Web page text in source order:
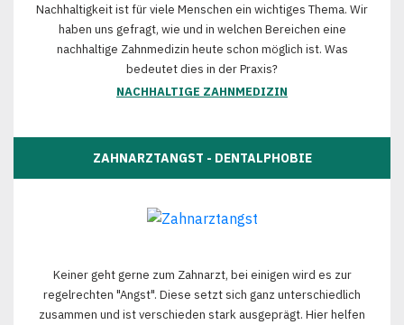
Nachhaltigkeit ist für viele Menschen ein wichtiges Thema. Wir
haben uns gefragt, wie und in welchen Bereichen eine
nachhaltige Zahnmedizin heute schon möglich ist. Was
bedeutet dies in der Praxis?
NACHHALTIGE ZAHNMEDIZIN
ZAHNARZTANGST - DENTALPHOBIE
Keiner geht gerne zum Zahnarzt, bei einigen wird es zur
regelrechten "Angst". Diese setzt sich ganz unterschiedlich
zusammen und ist verschieden stark ausgeprägt. Hier helfen